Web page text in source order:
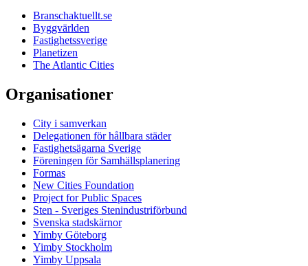
Branschaktuellt.se
Byggvärlden
Fastighetssverige
Planetizen
The Atlantic Cities
Organisationer
City i samverkan
Delegationen för hållbara städer
Fastighetsägarna Sverige
Föreningen för Samhällsplanering
Formas
New Cities Foundation
Project for Public Spaces
Sten - Sveriges Stenindustriförbund
Svenska stadskärnor
Yimby Göteborg
Yimby Stockholm
Yimby Uppsala